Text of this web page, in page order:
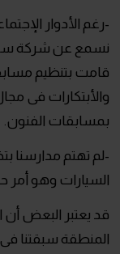
-رغم الأدوار
نسمع عن شركة
قامت بتنظيم
والأبتكارات فى
بمسابقات الفنون.
-لم تهتم مدارسنا
السيارات وهو أمر
قد يعتبر البعض
المنطقة سبقتنا